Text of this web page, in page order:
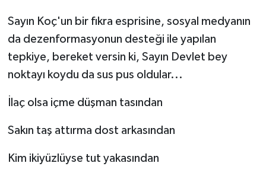
Sayın Koç'un bir fıkra esprisine, sosyal medyanın
da dezenformasyonun desteği ile yapılan
tepkiye, bereket versin ki, Sayın Devlet bey
noktayı koydu da sus pus oldular...
İlaç olsa içme düşman tasından
Sakın taş attırma dost arkasından
Kim ikiyüzlüyse tut yakasından